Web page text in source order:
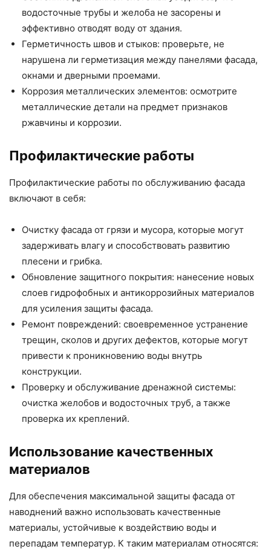
водосточные трубы и желоба не засорены и
эффективно отводят воду от здания.
Герметичность швов и стыков: проверьте, не
нарушена ли герметизация между панелями фасада,
окнами и дверными проемами.
Коррозия металлических элементов: осмотрите
металлические детали на предмет признаков
ржавчины и коррозии.
Профилактические работы
Профилактические работы по обслуживанию фасада
включают в себя:
Очистку фасада от грязи и мусора, которые могут
задерживать влагу и способствовать развитию
плесени и грибка.
Обновление защитного покрытия: нанесение новых
слоев гидрофобных и антикоррозийных материалов
для усиления защиты фасада.
Ремонт повреждений: своевременное устранение
трещин, сколов и других дефектов, которые могут
привести к проникновению воды внутрь
конструкции.
Проверку и обслуживание дренажной системы:
очистка желобов и водосточных труб, а также
проверка их креплений.
Использование качественных
материалов
Для обеспечения максимальной защиты фасада от
наводнений важно использовать качественные
материалы, устойчивые к воздействию воды и
перепадам температур. К таким материалам относятся: